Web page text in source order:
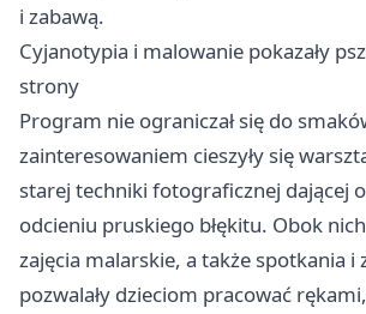
i zabawą.
Cyjanotypia i malowanie pokazały
strony
Program nie ograniczał się do
zainteresowaniem cieszyły się
starej techniki fotograficznej dającej
odcieniu pruskiego błękitu. Obok
zajęcia malarskie, a także spotkania i
pozwalały dzieciom pracować